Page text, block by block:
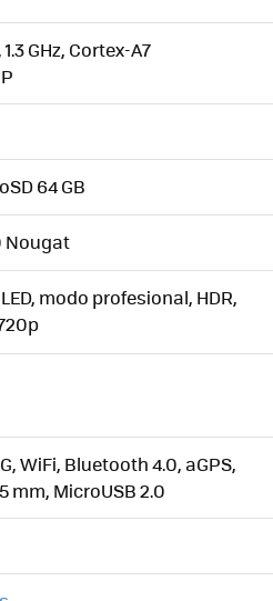
GHz, Cortex-A7
64 GB
Nougat
modo profesional, HDR,
WiFi, Bluetooth 4.0, aGPS,
mm, MicroUSB 2.0